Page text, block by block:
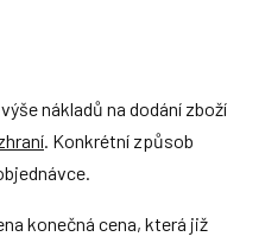
nákladů na dodání zboží
. Konkrétní způsob
konečná cena, která již